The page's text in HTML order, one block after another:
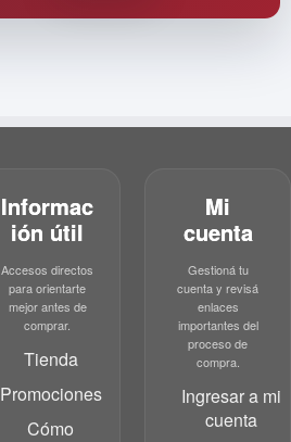
Informac
ión útil
Accesos directos
para orientarte
mejor antes de
comprar.
Tienda
Promociones
Cómo
Mi
cuenta
Gestioná tu
cuenta y revisá
enlaces
importantes del
proceso de
compra.
Ingresar a mi
cuenta